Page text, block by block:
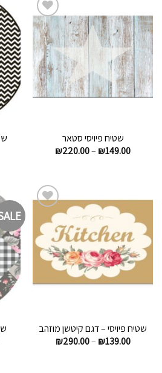
הוסף
לרשימת
המשאלות
שטיח פיויסי סטאר
₪149.00
–
₪220.00
לרשימת
המשאלות
שטיח פיויסי – דגם קיטשן מוזהב
₪139.00
–
₪290.00